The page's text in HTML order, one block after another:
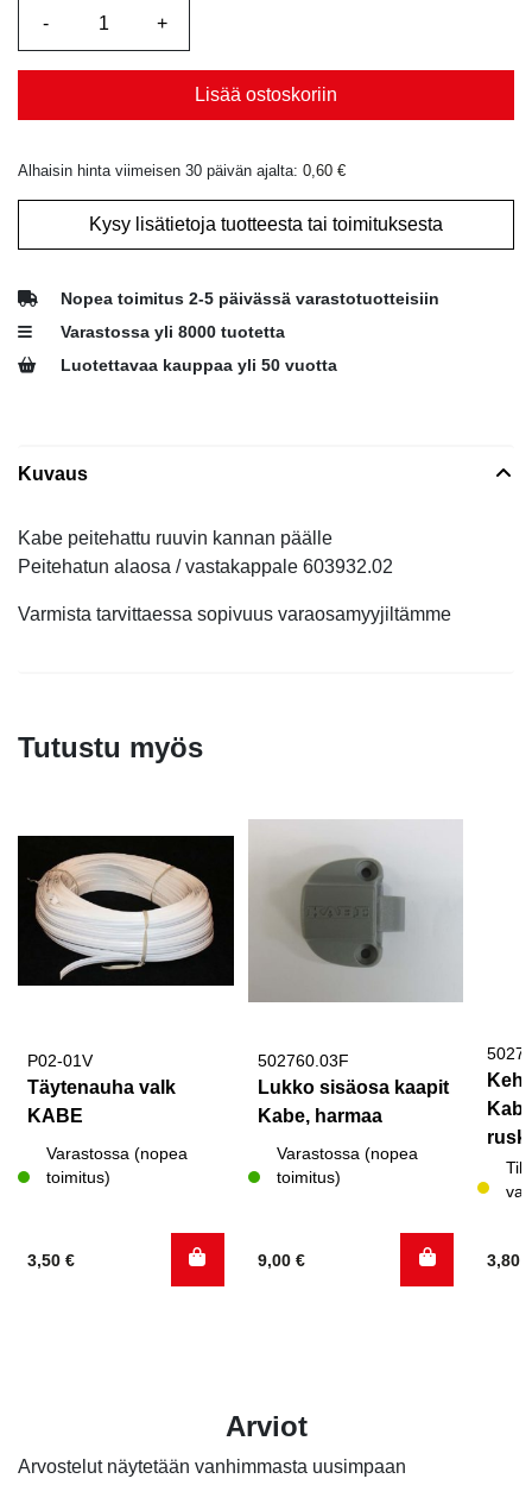
Lisää ostoskoriin
Alhaisin hinta viimeisen 30 päivän ajalta: 0,60 €
Kysy lisätietoja tuotteesta tai toimituksesta
Nopea toimitus 2-5 päivässä varastotuotteisiin
Varastossa yli 8000 tuotetta
Luotettavaa kauppaa yli 50 vuotta
Kuvaus
Kabe peitehattu ruuvin kannan päälle
Peitehatun alaosa / vastakappale 603932.02
Varmista tarvittaessa sopivuus varaosamyyjiltämme
Tutustu myös
P02-01V
Täytenauha valk
KABE
Varastossa (nopea
toimitus)
3,50 €
502760.03F
Lukko sisäosa kaapit
Kabe, harmaa
Varastossa (nopea
toimitus)
9,00 € 3,80
Arviot
Arvostelut näytetään vanhimmasta uusimpaan